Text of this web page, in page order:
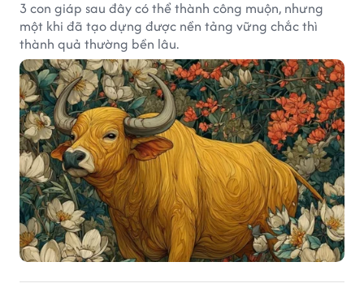
3 con giáp sau đây có thể thành công muộn, nhưng
một khi đã tạo dựng được nền tảng vững chắc thì
thành quả thường bền lâu.